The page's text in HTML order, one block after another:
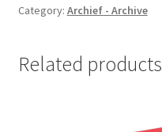
Category: Archief - Archive
Related products